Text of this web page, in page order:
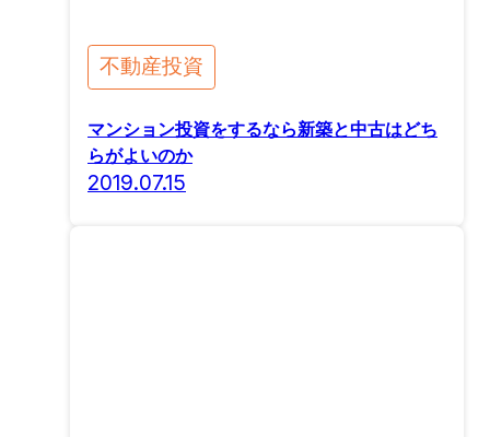
不動産投資
マンション投資をするなら新築と中古はどち
らがよいのか
2019.07.15